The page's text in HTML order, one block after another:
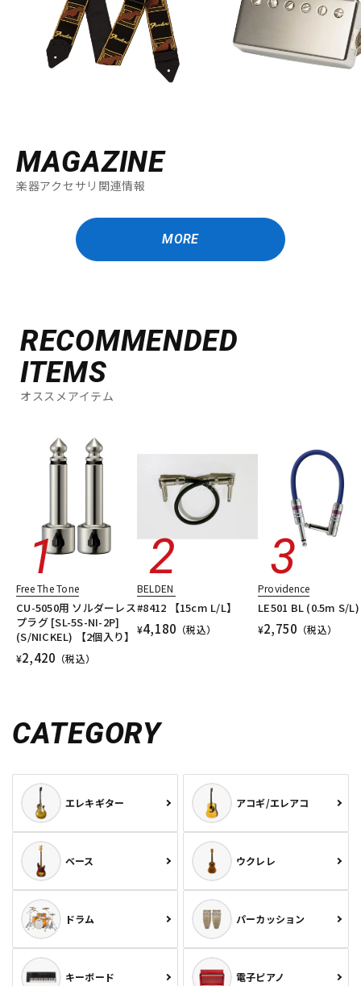
MAGAZINE
楽器アクセサリ関連情報
MORE
RECOMMENDED
ITEMS
オススメアイテム
Free The Tone
CU-5050用 ソルダーレス
プラグ [SL-5S-NI-2P]
(S/NICKEL) 【2個入り】
¥2,420 （税込）
BELDEN
#8412 【15cm L/L】
¥4,180 （税込）
Providence
LE501 BL (0.5m S/L)
¥2,750 （税込）
CATEGORY
エレキギター アコギ/エレアコ
ベース ウクレレ
ドラム パーカッション
キーボード 電子ピアノ